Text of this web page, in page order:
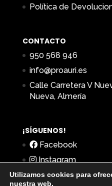
Política de
CONTACTO
950 568 946
info@proauri.es
Calle Carretera V
Nueva, Almería
¡SÍGUENOS!
Facebook
Instagram
Utilizamos cookies para
nuestra web.